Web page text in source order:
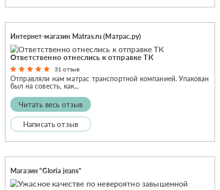
Интернет-магазин Matras.ru (Матрас.ру)
Ответственно отнеслись к отправке ТК
31 отзыв
Отправляли нам матрас транспортной компанией. Упакован
был на совесть, как...
Читать весь отзыв
Написать отзыв
Магазин "Gloria jeans"